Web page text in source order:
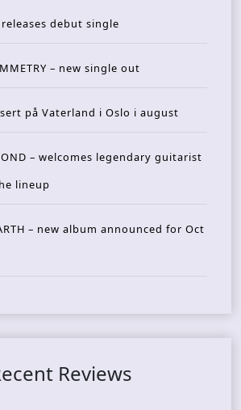
releases debut single
– new single out
på Vaterland i Oslo i august
– welcomes legendary guitarist
lineup
– new album announced for Oct
Reviews